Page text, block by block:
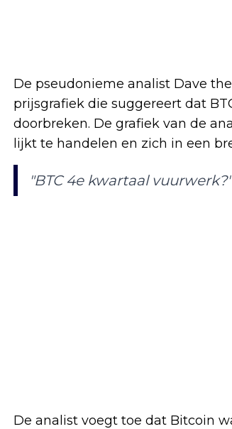
De pseudonieme analist Dave
prijsgrafiek die suggereert dat
doorbreken. De grafiek van de
lijkt te handelen en zich in een
"BTC 4e kwartaal vuurwerk?"
De analist voegt toe dat Bitcoin